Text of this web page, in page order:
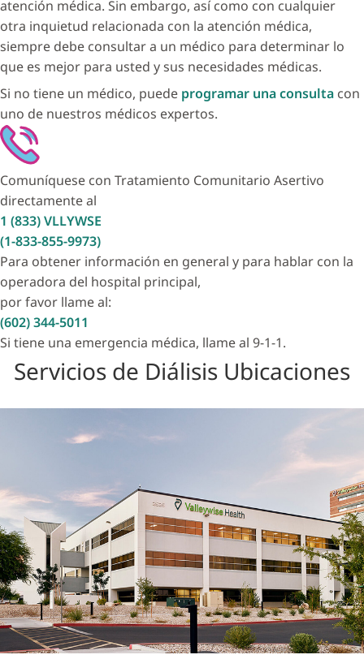
atención médica. Sin embargo, así como con cualquier
otra inquietud relacionada con la atención médica,
siempre debe consultar a un médico para determinar lo
que es mejor para usted y sus necesidades médicas.
Si no tiene un médico, puede programar una consulta con
uno de nuestros médicos expertos.
Comuníquese con Tratamiento Comunitario Asertivo
directamente al
1 (833) VLLYWSE
(1-833-855-9973)
Para obtener información en general y para hablar con la
operadora del hospital principal,
por favor llame al:
(602) 344-5011
Si tiene una emergencia médica, llame al 9-1-1.
Servicios de Diálisis Ubicaciones